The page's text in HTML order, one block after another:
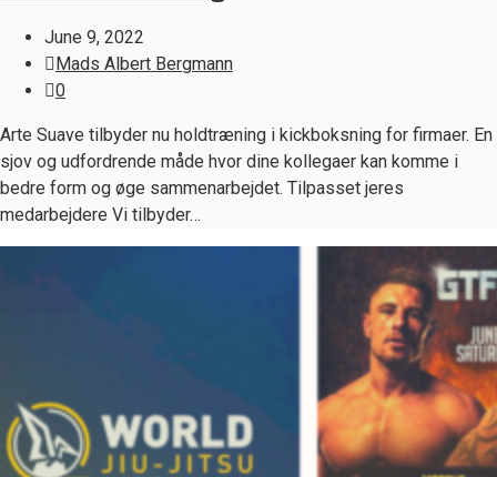
June 9, 2022
Mads Albert Bergmann
0
Arte Suave tilbyder nu holdtræning i kickboksning for firmaer. En
sjov og udfordrende måde hvor dine kollegaer kan komme i
bedre form og øge sammenarbejdet. Tilpasset jeres
medarbejdere Vi tilbyder…